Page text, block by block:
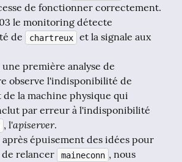
de fonctionner correctement.
le monitoring détecte
de
chartreux
et la signale aux
première analyse de
observe l'indisponibilité de
de la machine physique qui
par erreur à l'indisponibilité
, l'apiserver.
épuisement des idées pour
relancer
maineconn , nous